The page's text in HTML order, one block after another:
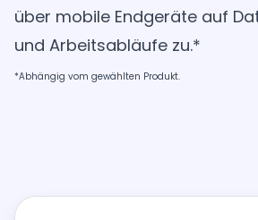
über mobile Endgeräte auf
und Arbeitsabläufe zu.*
*Abhängig vom gewählten Produkt.